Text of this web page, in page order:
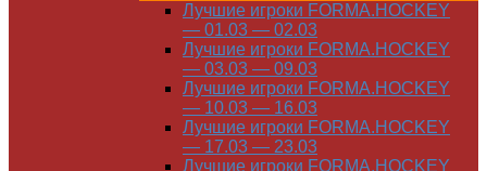
Лучшие игроки FORMA.HOCKEY
— 01.03 — 02.03
Лучшие игроки FORMA.HOCKEY
— 03.03 — 09.03
Лучшие игроки FORMA.HOCKEY
— 10.03 — 16.03
Лучшие игроки FORMA.HOCKEY
— 17.03 — 23.03
Лучшие игроки FORMA.HOCKEY